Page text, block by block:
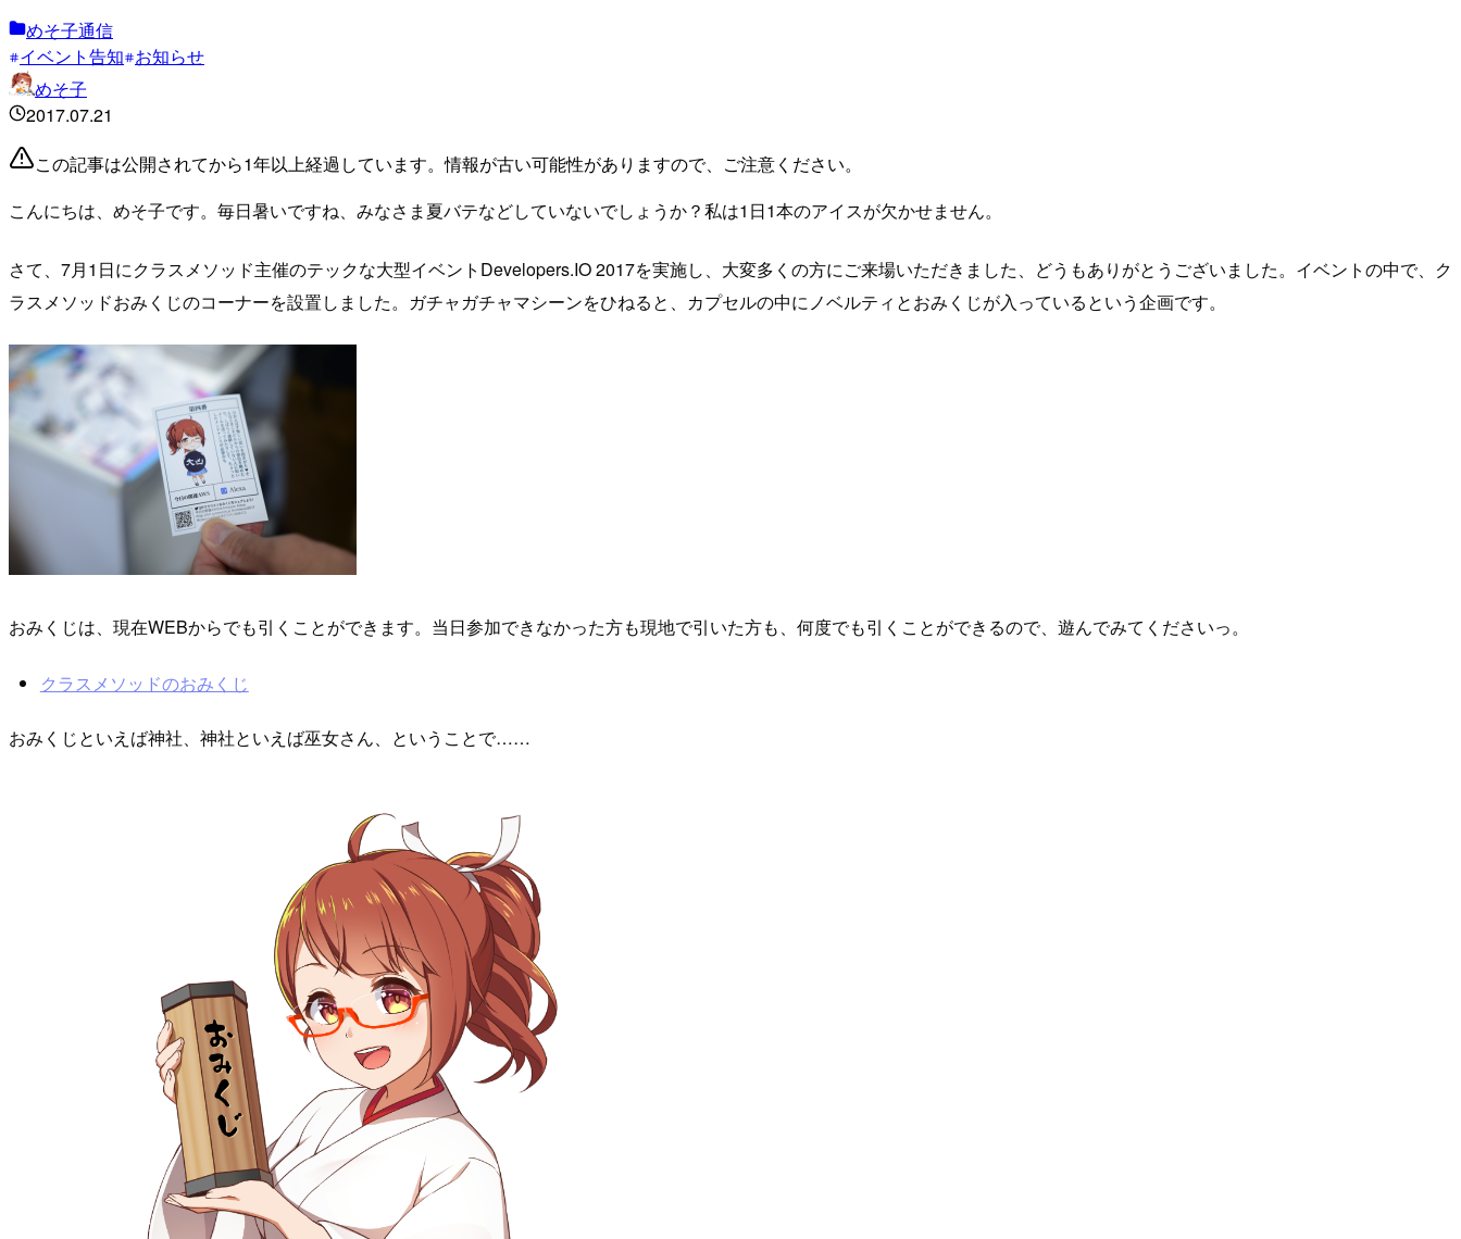
めそ子通信
イベント告知 お知らせ
めそ子
2017.07.21
この記事は公開されてから1年以上経過しています。情報が古い可能性がありますので、ご注意ください。
こんにちは、めそ子です。毎日暑いですね、みなさま夏バテなどしていないでしょうか？私は1日1本のアイスが欠かせません。
さて、7月1日にクラスメソッド主催のテックな大型イベントDevelopers.IO 2017を実施し、大変多くの方にご来場いただきました、どうもありがとうございました。イベントの中で、ク
ラスメソッドおみくじのコーナーを設置しました。ガチャガチャマシーンをひねると、カプセルの中にノベルティとおみくじが入っているという企画です。
おみくじは、現在WEBからでも引くことができます。当日参加できなかった方も現地で引いた方も、何度でも引くことができるので、遊んでみてくださいっ。
クラスメソッドのおみくじ
おみくじといえば神社、神社といえば巫女さん、ということで……